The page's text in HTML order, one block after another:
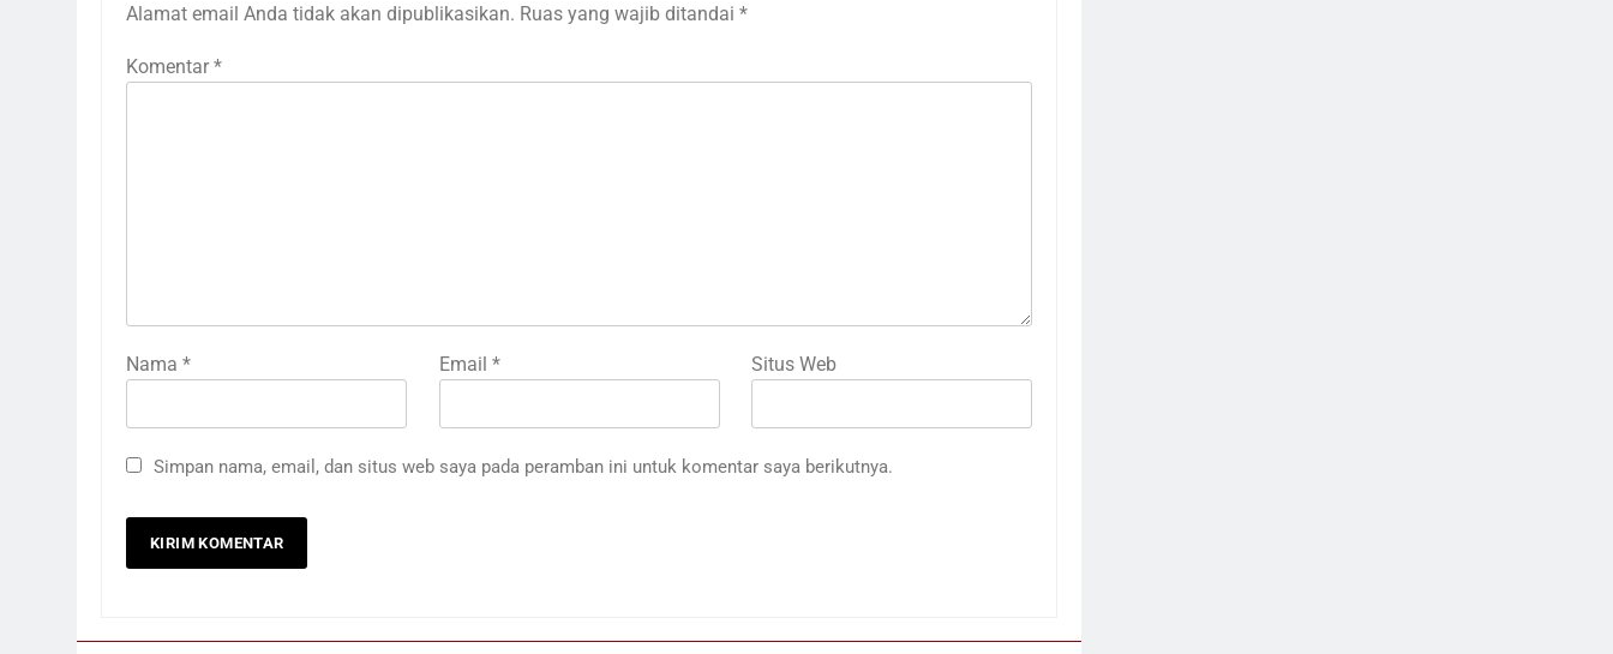
Alamat email Anda tidak akan dipublikasikan. Ruas yang wajib ditandai *
Komentar *
Nama * Email * Situs Web
Simpan nama, email, dan situs web saya pada peramban ini untuk komentar saya berikutnya.